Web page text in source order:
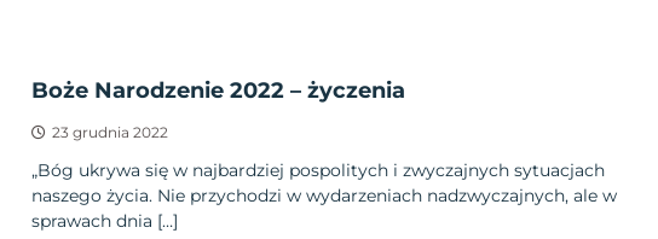
Boże Narodzenie 2022 – życzenia
23 grudnia 2022
„Bóg ukrywa się w najbardziej pospolitych i zwyczajnych sytuacjach
naszego życia. Nie przychodzi w wydarzeniach nadzwyczajnych, ale w
sprawach dnia […]